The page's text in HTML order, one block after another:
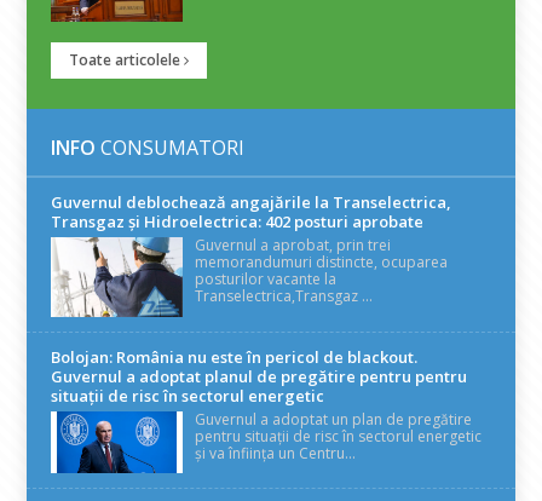
Toate articolele
INFO CONSUMATORI
Guvernul deblochează angajările la Transelectrica,
Transgaz și Hidroelectrica: 402 posturi aprobate
Guvernul a aprobat, prin trei
memorandumuri distincte, ocuparea
posturilor vacante la
Transelectrica,Transgaz ...
Bolojan: România nu este în pericol de blackout.
Guvernul a adoptat planul de pregătire pentru pentru
situații de risc în sectorul energetic
Guvernul a adoptat un plan de pregătire
pentru situații de risc în sectorul energetic
și va înființa un Centru...